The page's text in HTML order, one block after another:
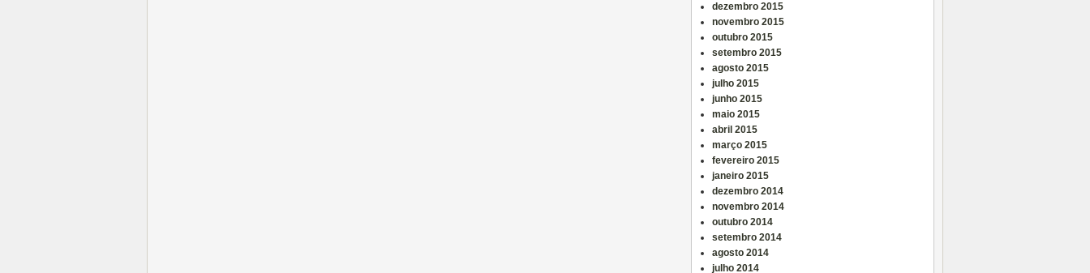
dezembro 2015
novembro 2015
outubro 2015
setembro 2015
agosto 2015
julho 2015
junho 2015
maio 2015
abril 2015
março 2015
fevereiro 2015
janeiro 2015
dezembro 2014
novembro 2014
outubro 2014
setembro 2014
agosto 2014
julho 2014